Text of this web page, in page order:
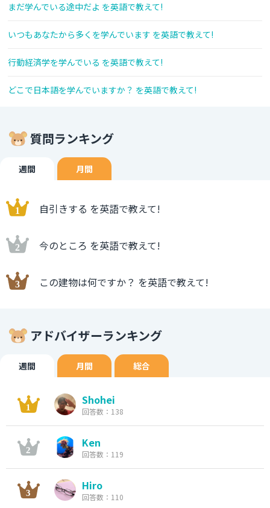
まだ学んでいる途中だよ を英語で教えて!
いつもあなたから多くを学んでいます を英語で教えて!
行動経済学を学んでいる を英語で教えて!
どこで日本語を学んでいますか？ を英語で教えて!
質問ランキング
週間 月間
自引きする を英語で教えて!
今のところ を英語で教えて!
この建物は何ですか？ を英語で教えて!
アドバイザーランキング
週間 月間 総合
Shohei
回答数：138
Ken
回答数：119
Hiro
回答数：110